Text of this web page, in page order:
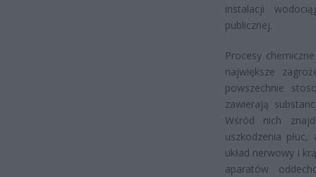
instalacji
publicznej.
Procesy
największe
powszechnie
zawierają
Wśród nich
uszkodzenia
układ nerwowy i
aparatów